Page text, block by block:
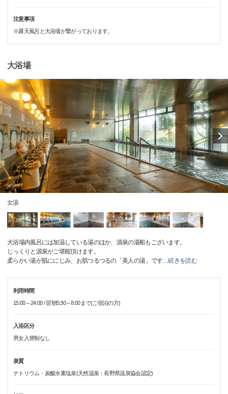
注意事項
※露天風呂と大浴場が繋がっております。
大浴場
女湯
大浴場内風呂には加温している湯のほか、源泉の湯船もございます。
じっくりと源泉がご堪能頂けます。
柔らかい湯が肌ににじみ、お肌つるつるの「美人の湯」です…続きを読む
利用時間
15:00～24:00 / 翌朝5:30～8:00まで(ご宿泊の方)
入浴区分
男女入替制なし
泉質
ナトリウム・炭酸水素塩泉(天然温泉：長野県温泉協会認定)